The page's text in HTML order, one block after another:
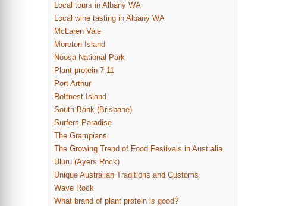
Local tours in Albany WA
Local wine tasting in Albany WA
McLaren Vale
Moreton Island
Noosa National Park
Plant protein 7-11
Port Arthur
Rottnest Island
South Bank (Brisbane)
Surfers Paradise
The Grampians
The Growing Trend of Food Festivals in Australia
Uluru (Ayers Rock)
Unique Australian Traditions and Customs
Wave Rock
What brand of plant protein is good?